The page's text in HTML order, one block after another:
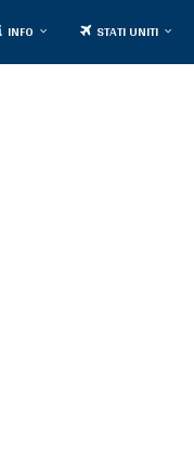
INFO STATI UNITI